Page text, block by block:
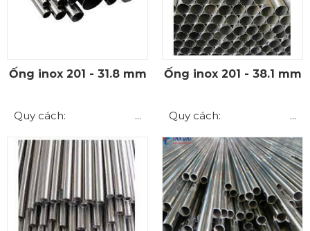
Ống inox 201 - 31.8 mm
Quy cách: ...
Ống inox 201 - 38.1 mm
Quy cách: ...